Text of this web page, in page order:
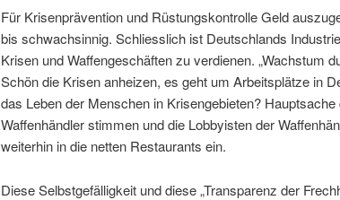
Für Krisenprävention und Rüstungskontrolle Geld
bis schwachsinnig. Schliesslich ist Deutschlands
Krisen und Waffengeschäften zu verdienen. „Wachstum
Schön die Krisen anheizen, es geht um Arbeitsplätze in
das Leben der Menschen in Krisengebieten?
Waffenhändler stimmen und die Lobbyisten der
weiterhin in die netten Restaurants ein.
Diese Selbstgefälligkeit und diese „Transparenz der